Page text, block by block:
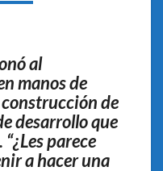
al
manos de
de
desarrollo que
parece
a hacer una